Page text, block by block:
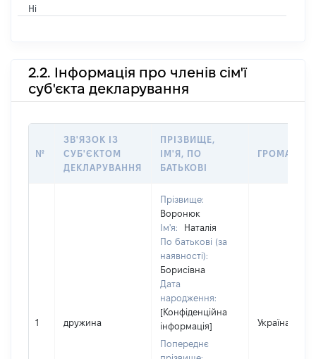
Ні
2.2. Інформація про членів сім'ї
суб'єкта декларування
№
ЗВ'ЯЗОК ІЗ
СУБ'ЄКТОМ
ДЕКЛАРУВАННЯ
ПРІЗВИЩЕ,
ІМ'Я, ПО
БАТЬКОВІ
1 дружина
Прізвище:
Воронюк
Ім'я:
Наталія
По батькові (за
наявності):
Борисівна
Дата
народження:
[Конфіденційна
інформація]
Попереднє
Україна